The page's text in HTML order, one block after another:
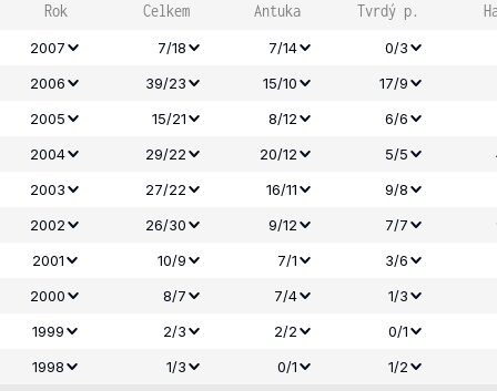
Rok Celkem Antuka Tvrdý p.
2007 7/18 7/14
0/3
2006
39/23 15/10 17/9
2005
15/21 8/12
6/6
2004
29/22 20/12 5/5
2003
27/22 16/11 9/8
2002
26/30 9/12 7/7
2001
10/9 7/1
3/6
2000
8/7 7/4
1/3
1999
2/3 2/2
0/1
1998
1/3 0/1 1/2